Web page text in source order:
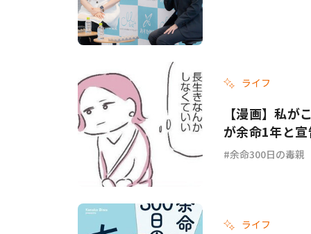
ライフ
【漫画】私
が余命1年と
余命300日の毒親
ライフ